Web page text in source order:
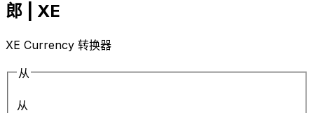
郎 | XE
XE Currency 转换器
从
从